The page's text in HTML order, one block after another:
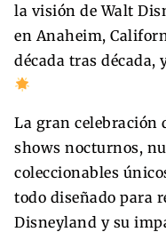
la visión de Walt
en Anaheim,
década tras década,
La gran celebración
shows nocturnos,
coleccionables
todo diseñado para
Disneyland y su